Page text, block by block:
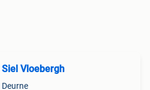
Siel Vloebergh
Deurne